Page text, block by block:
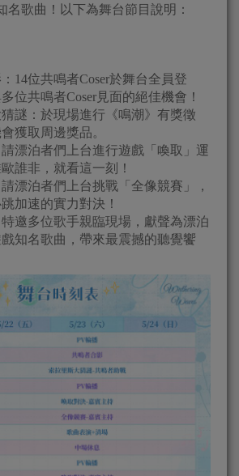
名歌曲！以下為舞台節目說明：
14位共鳴者Coser於舞台全員登
位共鳴者Coser見面的絕佳機會！
謎：於現場進行《鳴潮》有獎徵
獲取周邊獎品。
漂泊者們上台進行遊戲「喚取」運
誰非，就看這一刻！
漂泊者們上台挑戰「全像競賽」，
加速的實力對決！
邀多位歌手親臨現場，獻聲為漂泊
知名歌曲，帶來最震撼的聽覺饗